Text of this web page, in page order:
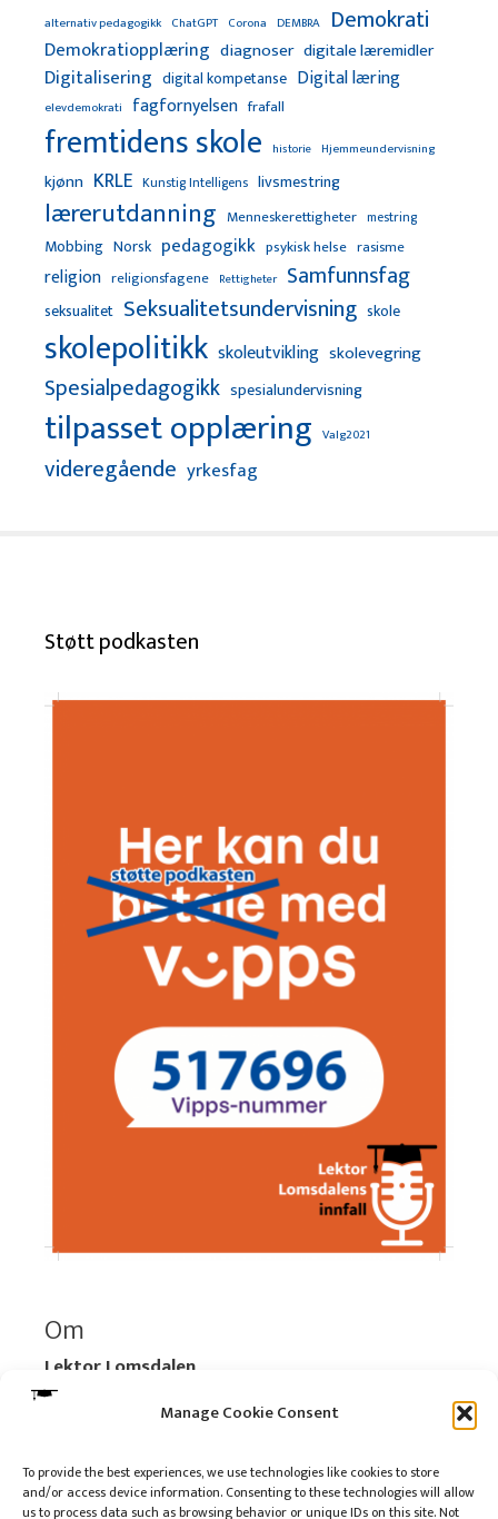
Manage Cookie Consent
To provide the best experiences, we use technologies like cookies to store
and/or access device information. Consenting to these technologies will allow
us to process data such as browsing behavior or unique IDs on this site. Not
alternativ pedagogikk ChatGPT Corona DEMBRA Demokrati
Demokratiopplæring diagnoser digitale læremidler
Digitalisering digital kompetanse Digital læring
elevdemokrati fagfornyelsen frafall
fremtidens skole historie Hjemmeundervisning
kjønn KRLE Kunstig Intelligens livsmestring
lærerutdanning Menneskerettigheter mestring
Mobbing Norsk pedagogikk psykisk helse rasisme
religion religionsfagene Rettigheter Samfunnsfag
seksualitet Seksualitetsundervisning skole
skolepolitikk skoleutvikling skolevegring
Spesialpedagogikk spesialundervisning
tilpasset opplæring Valg2021
videregående yrkesfag
Støtt podkasten
Om
Lektor Lomsdalen
Organisasjonsnummer:
920 712 312 MVA
Les mer:Om selskapet